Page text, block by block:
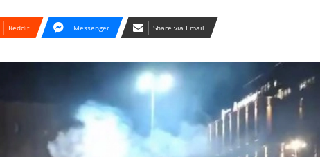
Reddit Messenger Share via Email